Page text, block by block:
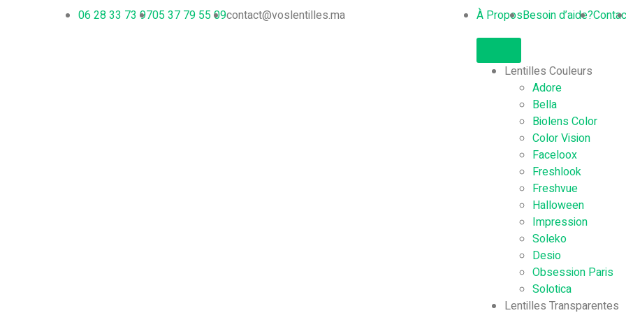
06 28 33 73 9705 37 79 55 09contact@voslentilles.ma À ProposBesoin d’aide?
Lentilles Couleurs
Adore
Bella
Biolens Color
Color Vision
Faceloox
Freshlook
Freshvue
Halloween
Impression
Soleko
Desio
Obsession Paris
Solotica
Lentilles Transparentes